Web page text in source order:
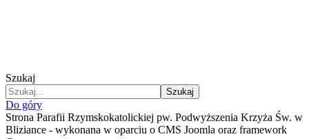
Szukaj
Szukaj
Do góry
Strona Parafii Rzymskokatolickiej pw. Podwyższenia Krzyża Św. w
Bliziance - wykonana w oparciu o CMS Joomla oraz framework